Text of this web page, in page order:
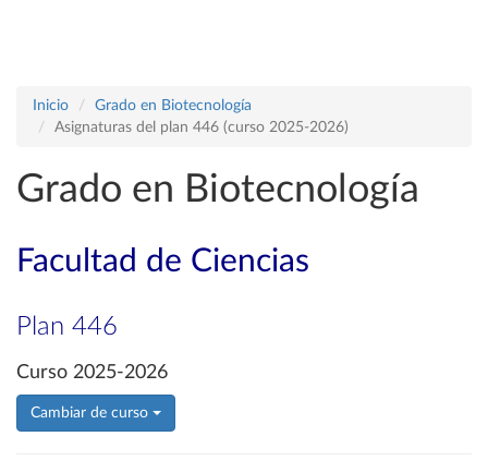
Inicio
Grado en Biotecnología
Asignaturas del plan 446 (curso 2025-2026)
Grado en Biotecnología
Facultad de Ciencias
Plan 446
Curso 2025-2026
Cambiar de curso